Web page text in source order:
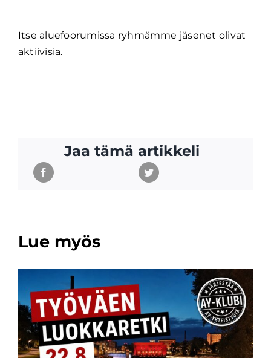
Itse aluefoorumissa ryhmämme jäsenet olivat
aktiivisia.
Jaa tämä artikkeli
Lue myös